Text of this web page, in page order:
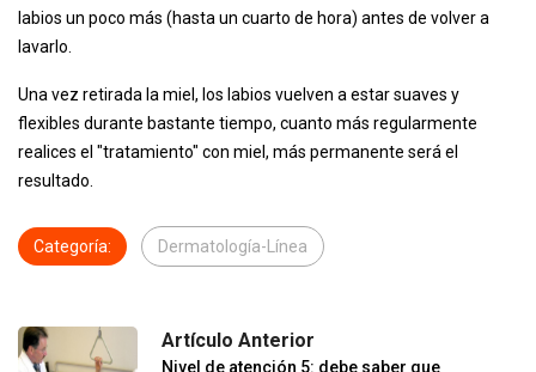
labios un poco más (hasta un cuarto de hora) antes de volver a
lavarlo.
Una vez retirada la miel, los labios vuelven a estar suaves y
flexibles durante bastante tiempo, cuanto más regularmente
realices el "tratamiento" con miel, más permanente será el
resultado.
Categoría: Dermatología-Línea
Artículo Anterior
Nivel de atención 5: debe saber que